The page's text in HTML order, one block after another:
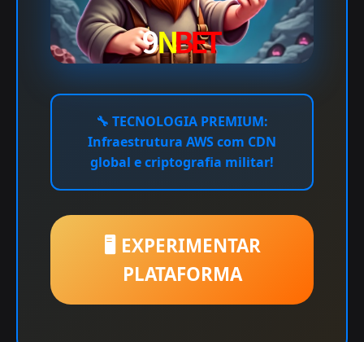
🔧 TECNOLOGIA PREMIUM:
Infraestrutura AWS com CDN
global e criptografia militar!
🖥️ EXPERIMENTAR
PLATAFORMA